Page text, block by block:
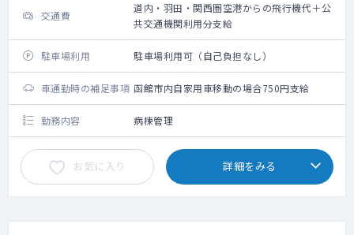
交通費
道内・羽田・関西圏空港からの飛行機代＋公
共交通機関利用分支給
駐車場利用 駐車場利用可（自己負担なし）
車通勤時の補足事項 函館市内自家用車移動の場合750円支給
勤務内容 病棟管理
お気に入り 詳細をみる